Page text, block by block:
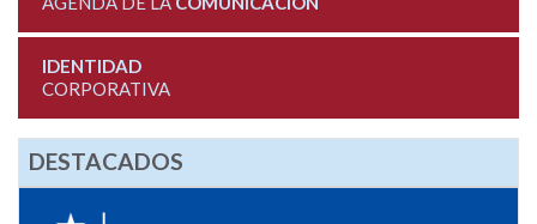
IDENTIDAD
CORPORATIVA
DESTACADOS